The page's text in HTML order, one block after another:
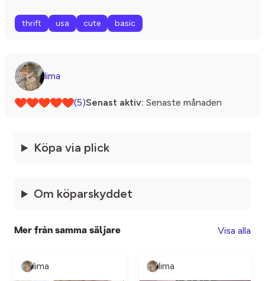
thrift usa cute basic
lima
(5)Senast aktiv: Senaste månaden
Köpa via plick
Om köparskyddet
Mer från samma säljare Visa alla
lima lima